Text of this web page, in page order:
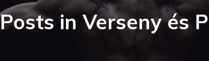
Posts in Verseny és